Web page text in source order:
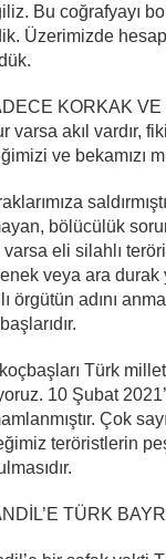
Bu coğrafyayı
Üzerimizde hesap
KORKAK
varsa akıl vardır,
ve bekamızı
bölücülük
varsa eli silahlı
veya ara durak
örgütün adını
Türk
10 Şubat
Çok
teröristlerin
TÜRK